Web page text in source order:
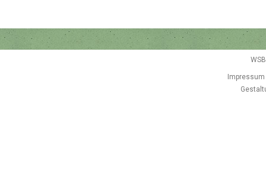
Impressum